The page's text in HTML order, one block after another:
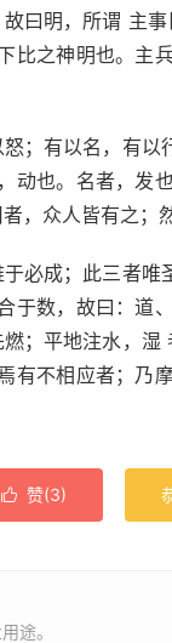
曰明，所谓 主
之神明也。主
；有以名，有以
动也。名者，发
，众人皆有之；
必成；此三者
数，故曰：道
；平地注水，
有不相应者；乃
 赞(3)
途。